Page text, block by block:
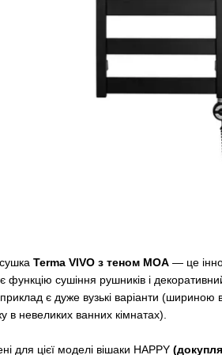
Terma VIVO з теном MOA — це
функцію сушіння рушників і
є дуже вузькі варіанти (шириною
в невеликих ванних кімнатах).
для цієї моделі вішаки HAPPY